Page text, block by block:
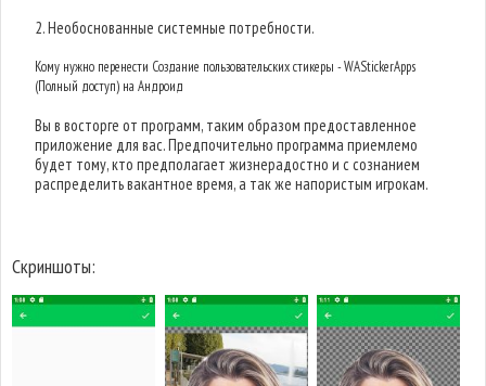
2. Необоснованные системные потребности.
Кому нужно перенести Создание пользовательских стикеры - WAStickerApps
(Полный доступ) на Андроид
Вы в восторге от программ, таким образом предоставленное
приложение для вас. Предпочительно программа приемлемо
будет тому, кто предполагает жизнерадостно и с сознанием
распределить вакантное время, а так же напористым игрокам.
Скриншоты: